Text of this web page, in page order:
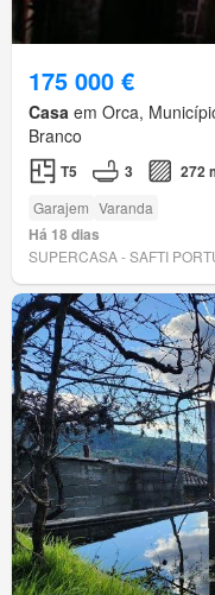
175 000 €
Casa em Orca,
Branco
T5 3 272
Garajem Varanda
Há 18 dias
SUPERCASA - SAFTI